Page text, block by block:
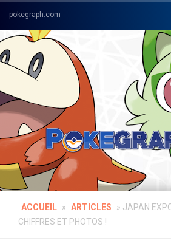
Skip to content
ACCUEIL » ARTICLES » JAPAN
CHIFFRES ET PHOTOS !